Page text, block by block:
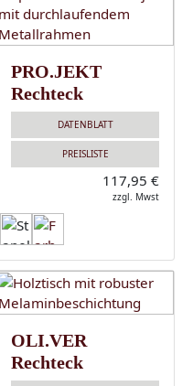
PRO.JEKT
Rechteck
DATENBLATT
PREISLISTE
117,95 €
zzgl. Mwst
OLI.VER
Rechteck